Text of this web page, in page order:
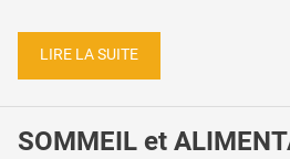
LIRE LA SUITE
SOMMEIL et